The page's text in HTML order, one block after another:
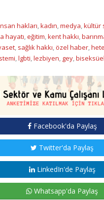
hakları,kadın,medya,kültür
hayatı,eğitim,kent hakkı,
, sağlık hakkı,özel haber,
,lgbti,lezbiyen, gey,biseksüel
Facebook'da Paylaş
Twitter'da Paylaş
LinkedIn'de Paylaş
Whatsapp'da Paylaş